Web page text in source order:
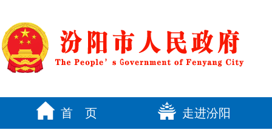
首 页 走进汾阳